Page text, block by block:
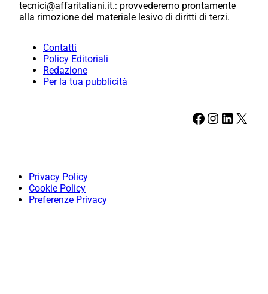
tecnici@affaritaliani.it.: provvederemo prontamente
alla rimozione del materiale lesivo di diritti di terzi.
Contatti
Policy Editoriali
Redazione
Per la tua pubblicità
Facebook Instagram LinkedIn X
Privacy Policy
Cookie Policy
Preferenze Privacy